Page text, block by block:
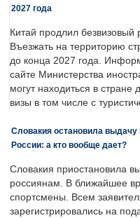
2027 года
Китай продлил
Въезжать на территорию
до конца 2027 года.
сайте Министерства
могут находиться в
визы в том числе с
Словакия остановила выдачу
России: а кто вообще дает?
Словакия приостановила
россиянам. В ближайшее
спортсмены. Всем
зарегистрировались на